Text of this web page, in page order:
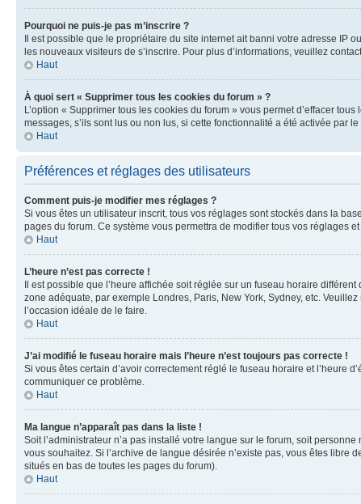
Pourquoi ne puis-je pas m’inscrire ?
Il est possible que le propriétaire du site internet ait banni votre adresse IP
les nouveaux visiteurs de s’inscrire. Pour plus d’informations, veuillez
Haut
À quoi sert « Supprimer tous les cookies du forum » ?
L’option « Supprimer tous les cookies du forum » vous permet d’effacer
messages, s’ils sont lus ou non lus, si cette fonctionnalité a été activée par
Haut
Préférences et réglages des utilisateurs
Comment puis-je modifier mes réglages ?
Si vous êtes un utilisateur inscrit, tous vos réglages sont stockés dans la
pages du forum. Ce système vous permettra de modifier tous vos réglages
Haut
L’heure n’est pas correcte !
Il est possible que l’heure affichée soit réglée sur un fuseau horaire
zone adéquate, par exemple Londres, Paris, New York, Sydney, etc.
l’occasion idéale de le faire.
Haut
J’ai modifié le fuseau horaire mais l’heure n’est toujours pas correcte !
Si vous êtes certain d’avoir correctement réglé le fuseau horaire et l’heure
communiquer ce problème.
Haut
Ma langue n’apparaît pas dans la liste !
Soit l’administrateur n’a pas installé votre langue sur le forum, soit
vous souhaitez. Si l’archive de langue désirée n’existe pas, vous êtes
situés en bas de toutes les pages du forum).
Haut